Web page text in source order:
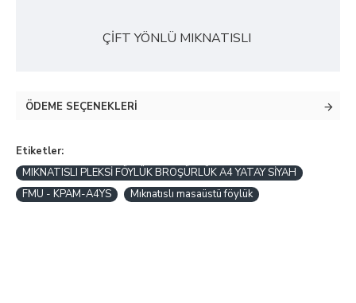
ÇİFT YÖNLÜ MIKNATISLI
ÖDEME SEÇENEKLERI
Etiketler:
MIKNATISLI PLEKSİ FÖYLÜK BROŞÜRLÜK A4 YATAY SİYAH
FMU - KPAM-A4YS
Mıknatıslı masaüstü föylük